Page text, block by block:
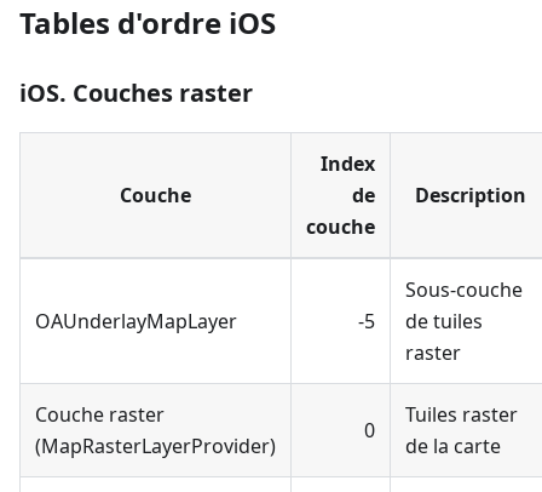
Tables d'ordre iOS
iOS. Couches raster
Couche
Index
de
couche
Description
OAUnderlayMapLayer -5
Sous-couche
de tuiles
raster
Couche raster
(MapRasterLayerProvider)
0
Tuiles raster
de la carte